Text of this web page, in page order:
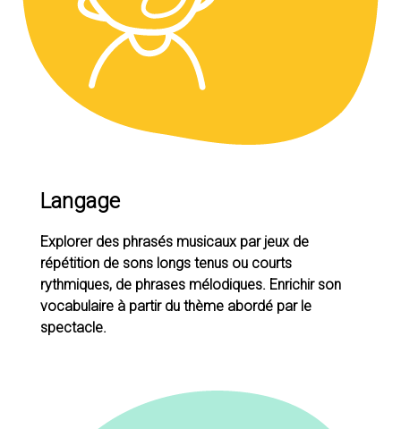
Langage
Explorer des phrasés musicaux par jeux de
répétition de sons longs tenus ou courts
rythmiques, de phrases mélodiques. Enrichir son
vocabulaire à partir du thème abordé par le
spectacle.